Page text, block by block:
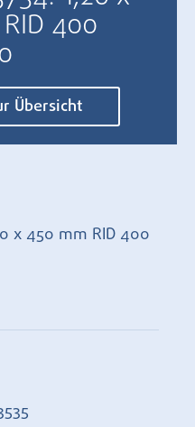
400
Übersicht
x 450 mm RID 400